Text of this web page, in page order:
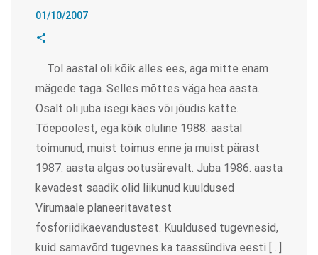
01/10/2007
Tol aastal oli kõik alles ees, aga mitte enam
mägede taga. Selles mõttes väga hea aasta.
Osalt oli juba isegi käes või jõudis kätte.
Tõepoolest, ega kõik oluline 1988. aastal
toimunud, muist toimus enne ja muist pärast
1987. aasta algas ootusärevalt. Juba 1986. aasta
kevadest saadik olid liikunud kuuldused
Virumaale planeeritavatest
fosforiidikaevandustest. Kuuldused tugevnesid,
kuid samavõrd tugevnes ka taassündiva eesti […]